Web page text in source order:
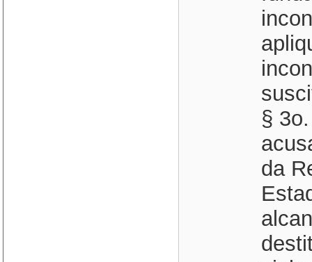
§
da